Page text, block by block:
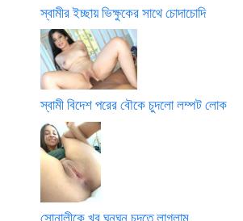
স্বামীর ইচ্ছায় ভিক্ষুকের সাথে চোদাচোদি
স্বামী বিদেশ পরের বৌকে চুদলো লম্পট লোক
সোনালীকে খুব ঘনঘন চুদতে লাগলাম